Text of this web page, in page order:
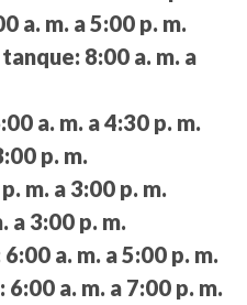
a. m. a 5:00 p. m.
8:00 a. m. a
a. m. a 4:30 p. m.
p. m.
m. a 3:00 p. m.
a 3:00 p. m.
6:00 a. m. a 5:00 p. m.
6:00 a. m. a 7:00 p. m.